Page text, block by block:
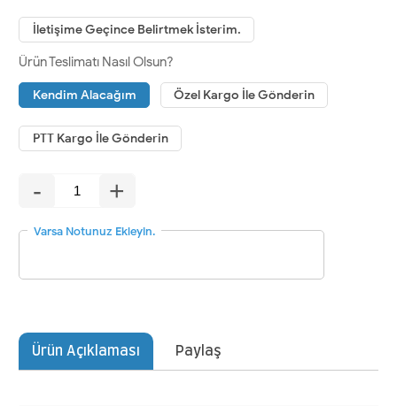
İletişime Geçince Belirtmek İsterim.
Ürün Teslimatı Nasıl Olsun?
Kendim Alacağım Özel Kargo İle Gönderin
PTT Kargo İle Gönderin
- +
Varsa Notunuz Ekleyin.
Ürün Açıklaması Paylaş